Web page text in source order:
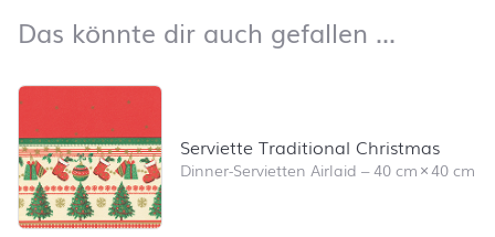
Das könnte dir auch gefallen …
Produktliste überspringen und zum Filter springen
Serviette Traditional Christmas
Dinner-Servietten Airlaid –40 cm×40 cm